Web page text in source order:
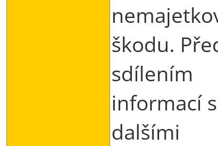
škodu.
sdílením
informací s
dalšími